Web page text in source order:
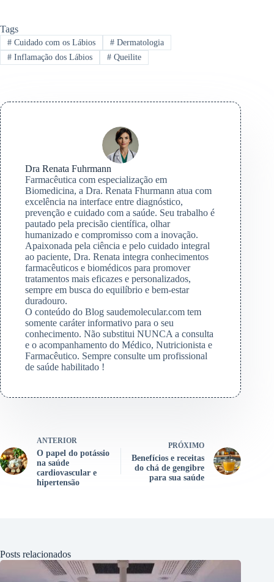
Tags
#Cuidado com os Lábios #Dermatologia
#Inflamação dos Lábios #Queilite
Dra Renata Fuhrmann
Farmacêutica com especialização em
Biomedicina, a Dra. Renata Fhurmann atua com
excelência na interface entre diagnóstico,
prevenção e cuidado com a saúde. Seu trabalho é
pautado pela precisão científica, olhar
humanizado e compromisso com a inovação.
Apaixonada pela ciência e pelo cuidado integral
ao paciente, Dra. Renata integra conhecimentos
farmacêuticos e biomédicos para promover
tratamentos mais eficazes e personalizados,
sempre em busca do equilíbrio e bem-estar
duradouro.
O conteúdo do Blog saudemolecular.com tem
somente caráter informativo para o seu
conhecimento. Não substitui NUNCA a consulta
e o acompanhamento do Médico, Nutricionista e
Farmacêutico. Sempre consulte um profissional
de saúde habilitado !
ANTERIOR
O papel do potássio
na saúde
cardiovascular e
hipertensão
PRÓXIMO
Benefícios e receitas
do chá de gengibre
para sua saúde
Posts relacionados